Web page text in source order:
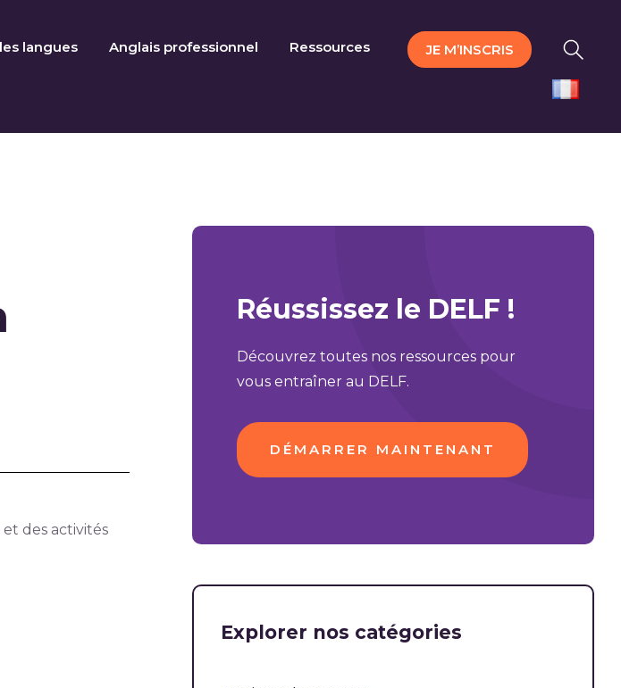
langues Anglais professionnel Ressources JE M’INSCRIS
des activités
Réussissez le DELF !
Découvrez toutes nos ressources pour
vous entraîner au DELF.
DÉMARRER MAINTENANT
Explorer nos catégories